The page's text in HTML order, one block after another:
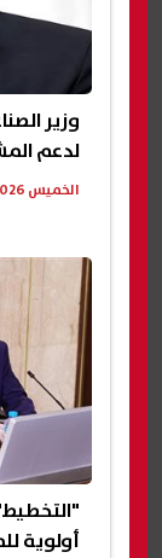
وزير
لدعم
الخميس 30/04/2026 10:56 ص
أولوية